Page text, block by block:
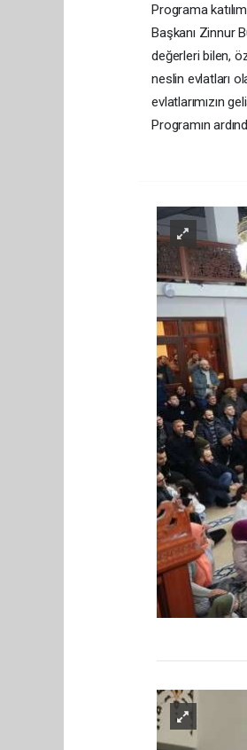
Programa
Başkanı Zinnur
değerleri bilen,
neslin evlatları
evlatlarımızın
Programın